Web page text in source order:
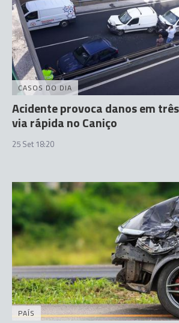
CASOS DO DIA
Acidente provoca danos em
via rápida no Caniço
25 Set 18:20
PAÍS